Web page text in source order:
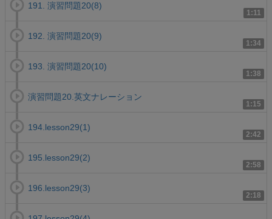
1:11
191. 演習問題20(8)
1:34
192. 演習問題20(9)
1:38
193. 演習問題20(10)
1:15
演習問題20.英文ナレーション
2:42
194.lesson29(1)
2:58
195.lesson29(2)
2:18
196.lesson29(3)